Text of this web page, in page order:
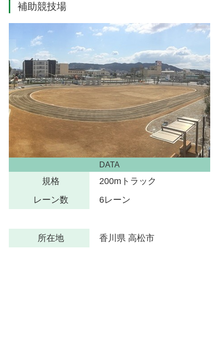
補助競技場
DATA
規格
200mトラック
レーン数
6レーン
所在地 香川県 高松市